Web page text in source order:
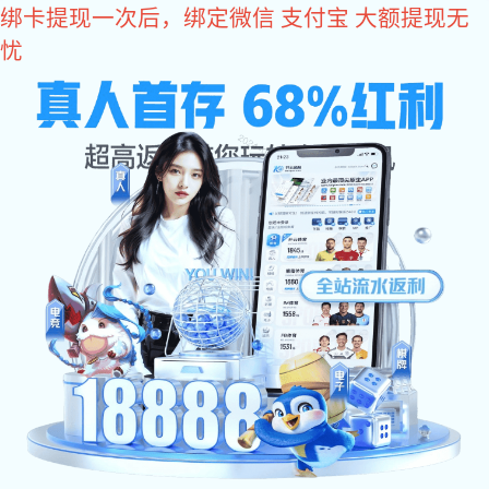
东升国际
东升国际:网站东升 东升国际:关于东升
国际
东升国际:东升国际
资讯
东升国际:产品中心
东升国际:工程案例
东升国际:售后服务 联系东升国际
公司简介 荣誉证书
东升国际 企业风貌
生产现场 营销网络